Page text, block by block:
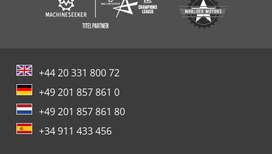
+44 20 331 800 72
+49 201 857 861 0
+49 201 857 861 80
+34 911 433 456